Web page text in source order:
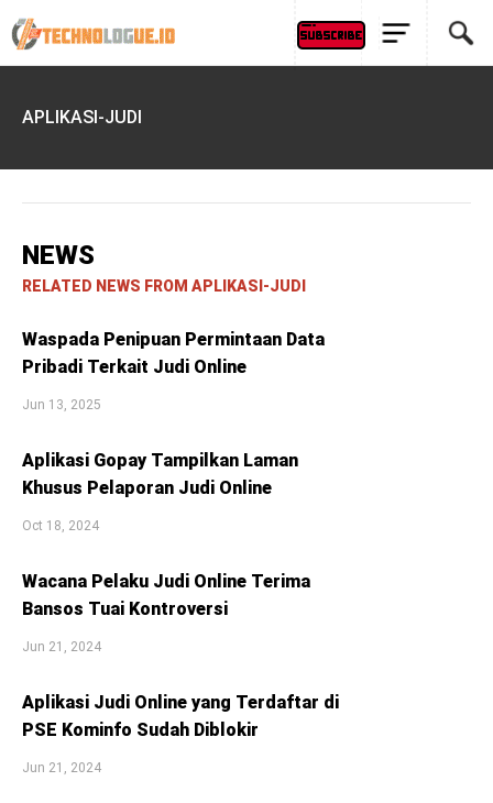
APLIKASI-JUDI
NEWS
RELATED NEWS FROM APLIKASI-JUDI
Waspada Penipuan Permintaan Data
Pribadi Terkait Judi Online
Jun 13, 2025
Aplikasi Gopay Tampilkan Laman
Khusus Pelaporan Judi Online
Oct 18, 2024
Wacana Pelaku Judi Online Terima
Bansos Tuai Kontroversi
Jun 21, 2024
Aplikasi Judi Online yang Terdaftar di
PSE Kominfo Sudah Diblokir
Jun 21, 2024